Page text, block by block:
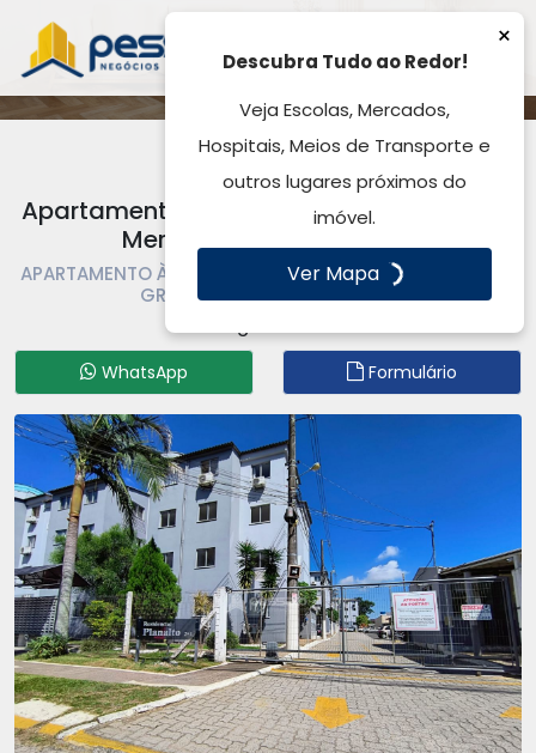
Apartamento à Venda ou Locação, Dona
Mercedes - Gravataí, RS
APARTAMENTO À VENDA OU LOCAÇÃO | APARTAMENTO |
GRAVATAÍ | DONA MERCEDES
WhatsApp Formulário
×
Descubra Tudo ao Redor!
Veja Escolas, Mercados,
Hospitais, Meios de Transporte e
outros lugares próximos do
imóvel.
Ver Mapa